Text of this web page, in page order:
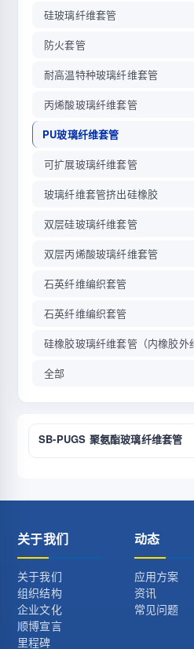
硅玻璃纤维套管
防火套管
耐高温特种玻璃纤维套管
丙烯酸玻璃纤维套管
PU玻璃纤维套管
可扩展玻璃纤维套管
玻璃纤维套管挤出硅橡胶
双层硅玻璃纤维套管
双层丙烯酸玻璃纤维套管
石英纤维编织套管
石英纤维编织套管
硅橡胶玻璃纤维套管（内橡胶外
全部
SB-PUGS 聚氨酯玻璃纤维套管
关于我们
关于我们
组织结构
企业文化
顺博宣言
里程碑
动态
应用方案
资讯
常见问题